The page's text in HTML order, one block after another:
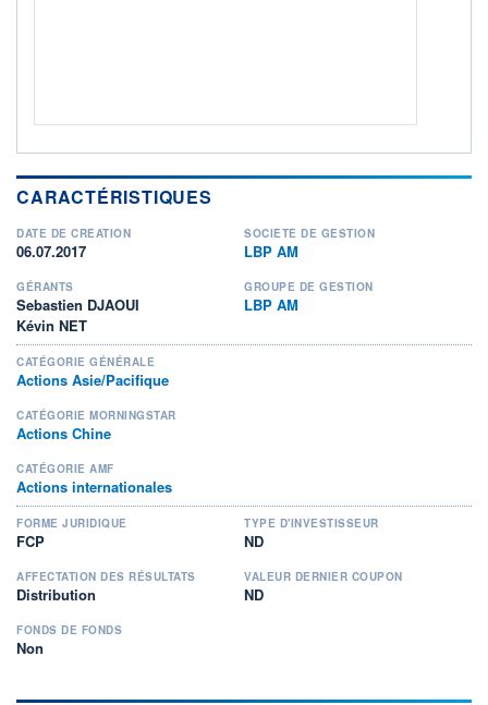
CARACTÉRISTIQUES
DATE DE CRÉATION
06.07.2017
SOCIÉTÉ DE GESTION
LBP AM
GÉRANTS
Sebastien DJAOUI
Kévin NET
GROUPE DE GESTION
LBP AM
CATÉGORIE GÉNÉRALE
Actions Asie/Pacifique
CATÉGORIE MORNINGSTAR
Actions Chine
CATÉGORIE AMF
Actions internationales
FORME JURIDIQUE
FCP
TYPE D'INVESTISSEUR
ND
AFFECTATION DES RÉSULTATS
Distribution
VALEUR DERNIER COUPON
ND
FONDS DE FONDS
Non